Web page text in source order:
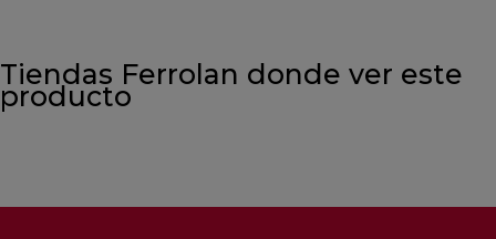
Tiendas Ferrolan donde ver este
producto